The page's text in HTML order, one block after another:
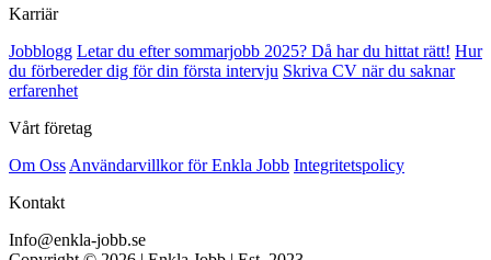
Karriär
Jobblogg Letar du efter sommarjobb 2025? Då har du hittat rätt! Hur
du förbereder dig för din första intervju Skriva CV när du saknar
erfarenhet
Vårt företag
Om Oss Användarvillkor för Enkla Jobb Integritetspolicy
Kontakt
Info@enkla-jobb.se